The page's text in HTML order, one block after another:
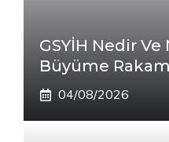
GSYİH Nedir Ve
Büyüme
04/08/2026